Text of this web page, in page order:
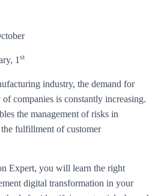
1 st
industry, the demand for
companies is constantly increasing.
the management of risks in
fulfillment of customer
Expert, you will learn the right
digital transformation in your